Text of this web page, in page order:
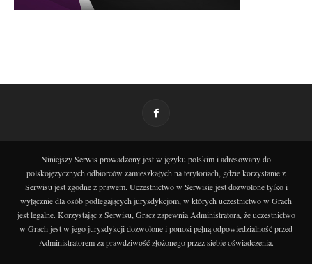
Niniejszy Serwis prowadzony jest w języku polskim i adresowany do
polskojęzycznych odbiorców zamieszkałych na terytoriach, gdzie korzystanie z
Serwisu jest zgodne z prawem. Uczestnictwo w Serwisie jest dozwolone tylko i
wyłącznie dla osób podlegających jurysdykcjom, w których uczestnictwo w Grach
jest legalne. Korzystając z Serwisu, Gracz zapewnia Administratora, że uczestnictwo
w Grach jest w jego jurysdykcji dozwolone i ponosi pełną odpowiedzialność przed
Administratorem za prawdziwość złożonego przez siebie oświadczenia.